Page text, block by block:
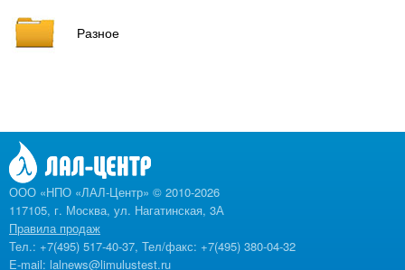
Разное
ООО «НПО «ЛАЛ-Центр» © 2010-2026
117105, г. Москва, ул. Нагатинская, 3А
Правила продаж
Тел.: +7(495) 517-40-37, Тел/факс: +7(495) 380-04-32
E-mail: lalnews@limulustest.ru